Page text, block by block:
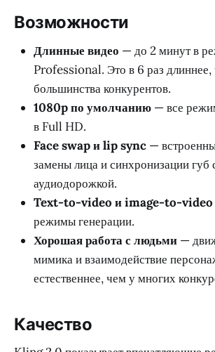
Возможности
Длинные видео — до 2 минут в
Professional. Это в 6 раз длиннее,
большинства конкурентов.
1080p по умолчанию — все
в Full HD.
Face swap и lip sync —
замены лица и синхронизации губ
аудиодорожкой.
Text-to-video и image-to-video
режимы генерации.
Хорошая работа с людьми —
мимика и взаимодействие
естественнее, чем у многих
Качество